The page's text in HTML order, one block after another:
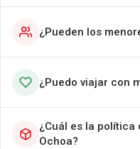
¿Pueden los
¿Puedo viajar con
¿Cuál es la política
Ochoa?